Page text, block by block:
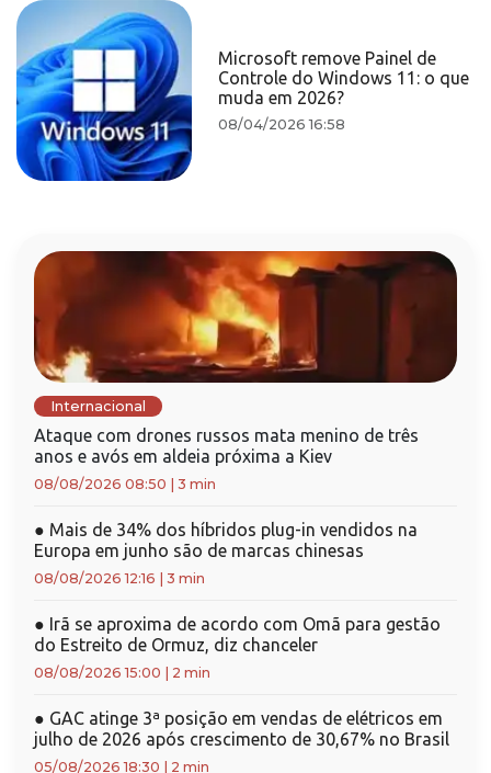
Microsoft remove Painel de
Controle do Windows 11: o que
muda em 2026?
08/04/2026 16:58
Internacional
Ataque com drones russos mata menino de três
anos e avós em aldeia próxima a Kiev
08/08/2026 08:50 3 min
● Mais de 34% dos híbridos plug-in vendidos na
Europa em junho são de marcas chinesas
08/08/2026 12:16 3 min
● Irã se aproxima de acordo com Omã para gestão
do Estreito de Ormuz, diz chanceler
08/08/2026 15:00 2 min
● GAC atinge 3ª posição em vendas de elétricos em
julho de 2026 após crescimento de 30,67% no Brasil
05/08/2026 18:30 2 min